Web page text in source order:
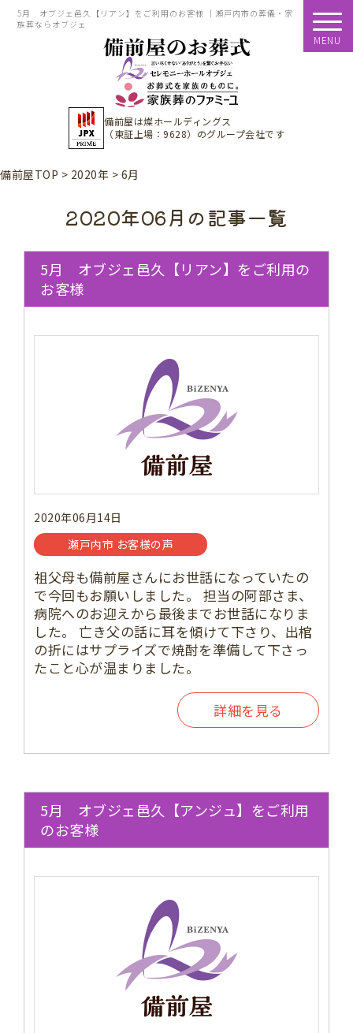
5月 オブジェ邑久【リアン】をご利用のお客様 ｜瀬戸内市の葬儀・家
族葬ならオブジェ
備前屋は燦ホールディングス
（東証上場：9628） のグループ会社です
MENU
備前屋TOP > 2020年 > 6月
2020年06月の記事一覧
5月 オブジェ邑久【リアン】をご利用の
お客様
2020年06月14日
瀬戸内市 お客様の声
祖父母も備前屋さんにお世話になっていたの
で今回もお願いしました。 担当の阿部さま、
病院へのお迎えから最後までお世話になりま
した。 亡き父の話に耳を傾けて下さり、出棺
の折にはサプライズで焼酎を準備して下さっ
たこと心が温まりました。
詳細を見る
5月 オブジェ邑久【アンジュ】をご利用
のお客様